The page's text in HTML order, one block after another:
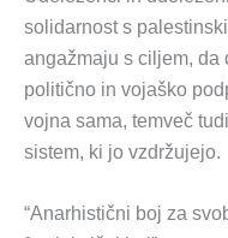
solidarnost s
angažmaju s ciljem, da
politično in vojaško
vojna sama, temveč
sistem, ki jo vzdržujejo.
“Anarhistični boj za